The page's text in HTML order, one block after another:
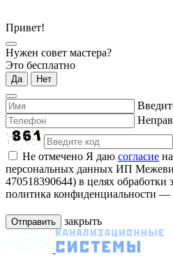
Привет!
Нужен совет мастера?
Это бесплатно
Да Нет
Не отмечено Я даю согласие
персональных данных ИП
470518390644) в целях обработки
политика конфиденциальности —
закрыть